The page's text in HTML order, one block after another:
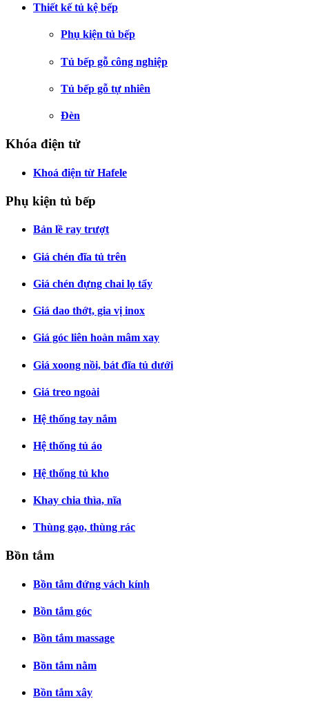
Thiết kế tủ kệ bếp
Phụ kiện tủ bếp
Tủ bếp gỗ công nghiệp
Tủ bếp gỗ tự nhiên
Đèn
Khóa điện tử
Khoá điện từ Hafele
Phụ kiện tủ bếp
Bản lề ray trượt
Giá chén đĩa tủ trên
Giá chén đựng chai lọ tẩy
Giá dao thớt, gia vị inox
Giá góc liên hoàn mâm xay
Giá xoong nồi, bát đĩa tủ dưới
Giá treo ngoài
Hệ thống tay nắm
Hệ thống tủ áo
Hệ thống tủ kho
Khay chia thìa, nĩa
Thùng gạo, thùng rác
Bồn tắm
Bồn tắm đứng vách kính
Bồn tắm góc
Bồn tắm massage
Bồn tắm nằm
Bồn tắm xây